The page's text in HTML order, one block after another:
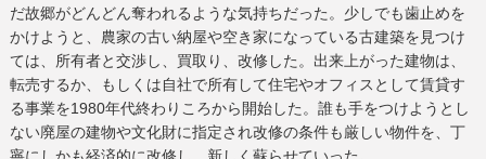
だ故郷がどんどん奪われるような気持ちだった。少しでも歯止めを
かけようと、農家の古い納屋や空き家になっている古建築を見つけ
ては、所有者と交渉し、買取り、改修した。出来上がった建物は、
転売するか、もしくは自社で所有して住宅やオフィスとして賃貸す
る事業を1980年代終わりころから開始した。誰も手をつけようとし
ない廃屋の建物や文化財に指定され改修の条件も厳しい物件を、丁
寧にしかも経済的に改修し、新しく蘇らせていった。